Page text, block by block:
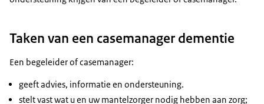
Taken van een casemanager dementie
Een begeleider of casemanager:
geeft advies, informatie en ondersteuning.
stelt vast wat u en uw mantelzorger nodig hebben aan zorg;